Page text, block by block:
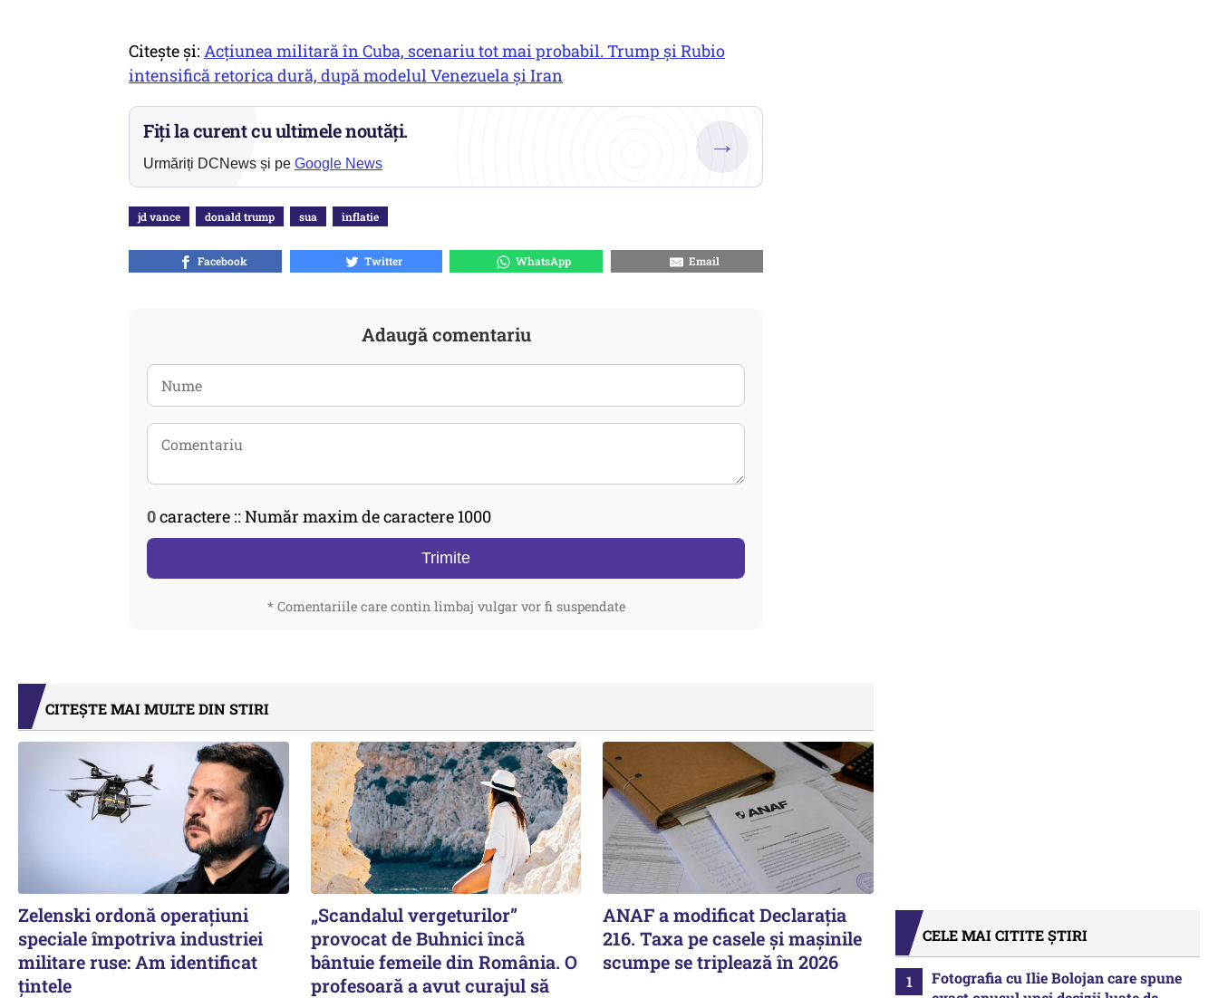
Citește și: Acțiunea militară în Cuba, scenariu tot mai probabil. Trump și Rubio
intensifică retorica dură, după modelul Venezuela și Iran
Fiți la curent cu ultimele noutăți.
Urmăriți DCNews și pe Google News
→
jd vance donald trump sua inflatie
Facebook Twitter WhatsApp Email
Adaugă comentariu
0caractere :: Număr maxim de caractere 1000
Trimite
* Comentariile care contin limbaj vulgar vor fi suspendate
CITEȘTE MAI MULTE DIN STIRI
Zelenski ordonă operațiuni
speciale împotriva industriei
militare ruse: Am identificat
țintele
„Scandalul vergeturilor”
provocat de Buhnici încă
bântuie femeile din România. O
profesoară a avut curajul să
ANAF a modificat Declarația
216. Taxa pe casele și mașinile
scumpe se triplează în 2026
CELE MAI CITITE ȘTIRI
Fotografia cu Ilie Bolojan care spune